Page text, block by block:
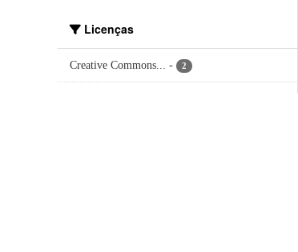
Licenças
Creative Commons... - 2